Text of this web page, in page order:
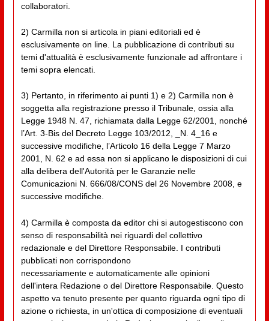
collaboratori.
2) Carmilla non si articola in piani editoriali ed è
esclusivamente on line. La pubblicazione di contributi su
temi d'attualità è esclusivamente funzionale ad affrontare i
temi sopra elencati.
3) Pertanto, in riferimento ai punti 1) e 2) Carmilla non è
soggetta alla registrazione presso il Tribunale, ossia alla
Legge 1948 N. 47, richiamata dalla Legge 62/2001, nonché
l’Art. 3-Bis del Decreto Legge 103/2012, _N. 4_16 e
successive modifiche, l’Articolo 16 della Legge 7 Marzo
2001, N. 62 e ad essa non si applicano le disposizioni di cui
alla delibera dell'Autorità per le Garanzie nelle
Comunicazioni N. 666/08/CONS del 26 Novembre 2008, e
successive modifiche.
4) Carmilla è composta da editor chi si autogestiscono con
senso di responsabilità nei riguardi del collettivo
redazionale e del Direttore Responsabile. I contributi
pubblicati non corrispondono
necessariamente e automaticamente alle opinioni
dell'intera Redazione o del Direttore Responsabile. Questo
aspetto va tenuto presente per quanto riguarda ogni tipo di
azione o richiesta, in un'ottica di composizione di eventuali